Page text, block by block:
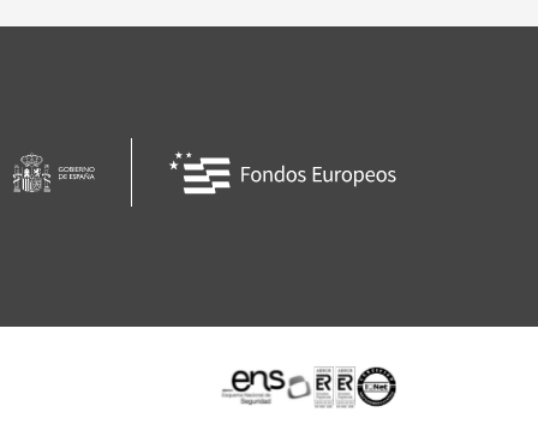
Certificaciones